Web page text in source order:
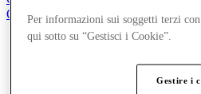
Oggetti salvati
it
Per informazioni sui soggetti terzi
qui sotto su “Gestisci i Cookie”.
Gestire i